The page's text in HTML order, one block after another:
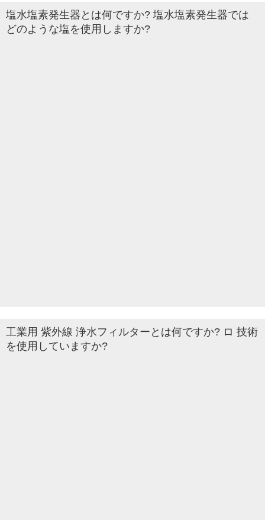
塩水塩素発生器とは何ですか? 塩水塩素発生器では
どのような塩を使用しますか?
工業用 紫外線 浄水フィルターとは何ですか? ロ 技術
を使用していますか?